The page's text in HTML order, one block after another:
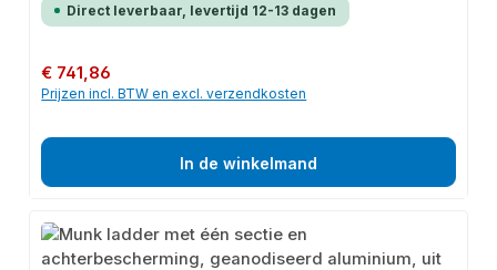
Direct leverbaar, levertijd 12-13 dagen
Normale prijs:
€ 741,86
Prijzen incl. BTW en excl. verzendkosten
In de winkelmand